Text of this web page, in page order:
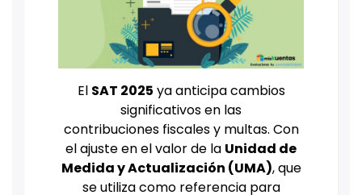
El SAT 2025 ya anticipa cambios
significativos en las
contribuciones fiscales y multas. Con
el ajuste en el valor de la Unidad de
Medida y Actualización (UMA), que
se utiliza como referencia para